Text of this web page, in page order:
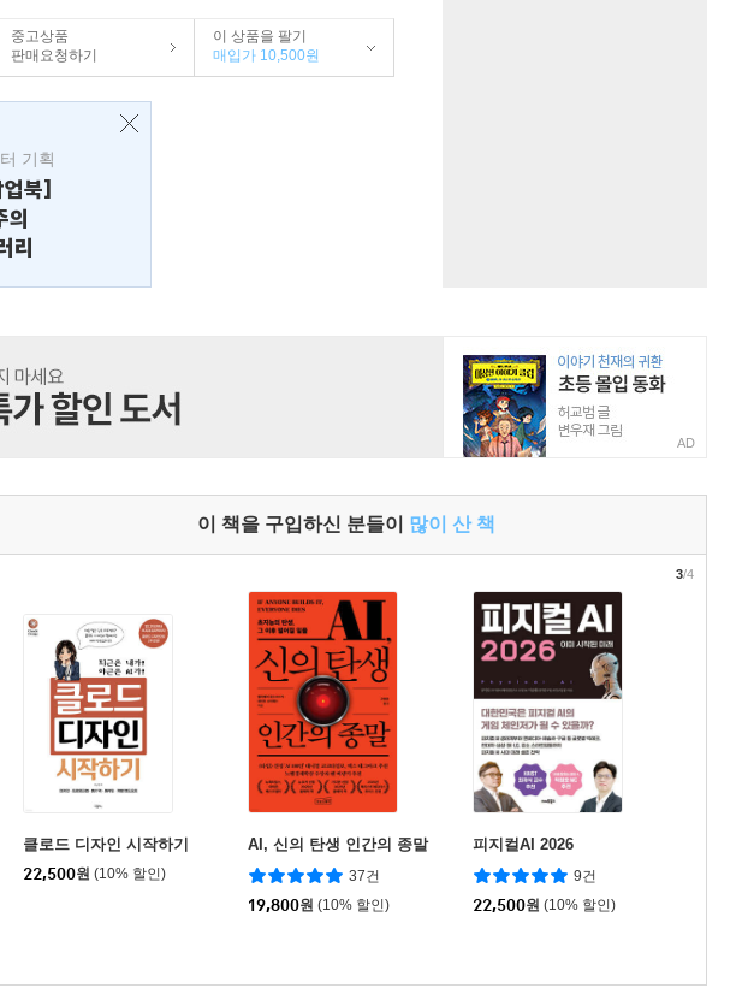
중고상품
판매요청하기
이 상품을 팔기
매입가 10,500원
기획
북]
의
리
AD
이 책을 구입하신 분들이 많이 산 책
클로드 디자인 시작하기
22,500원 (10% 할인)
AI, 신의 탄생 인간의 종말
37건
19,800원 (10% 할인)
피지컬AI 2026
9건
22,500원 (10% 할인)
3/4